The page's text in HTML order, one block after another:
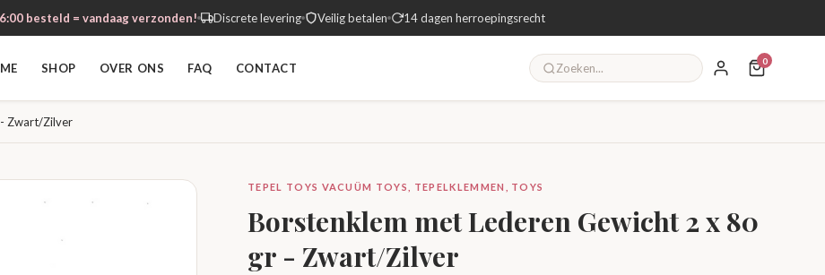
besteld = vandaag verzonden! Discrete levering Veilig betalen 14 dagen herroepingsrecht
SHOP OVER ONS FAQ CONTACT
0
Zwart/Zilver
TEPEL TOYS VACUÜM TOYS, TEPELKLEMMEN, TOYS
Borstenklem met Lederen Gewicht 2 x 80
gr - Zwart/Zilver